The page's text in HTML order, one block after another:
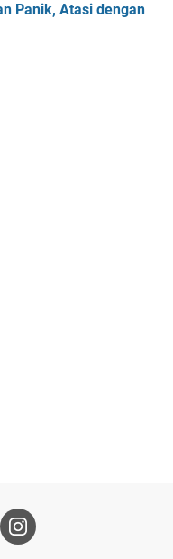
Panik, Atasi dengan